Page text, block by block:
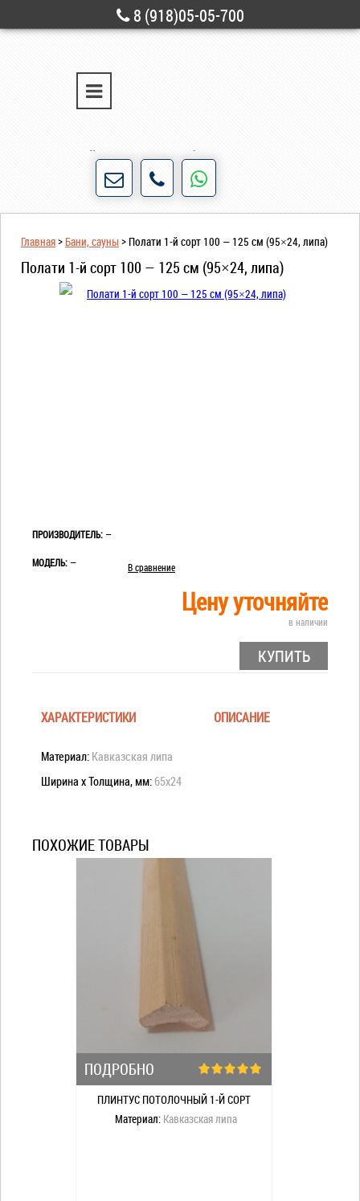
8 (918)05-05-700
г. Новороссийск ул. Свободы, д. 28
Порядочность и честность для нас не пустые
Главная>Бани, сауны> Полати 1-й сорт 100 — 125 см (95×24, липа)
Полати 1-й сорт 100 — 125 см (95×24, липа)
ПРОИЗВОДИТЕЛЬ: —
МОДЕЛЬ: — В сравнение
Цену уточняйте
в наличии
КУПИТЬ
ХАРАКТЕРИСТИКИ
Материал: Кавказская липа
Ширина x Толщина, мм: 65x24
ОПИСАНИЕ
ПОХОЖИЕ ТОВАРЫ
ПОДРОБНО
ПЛИНТУС ПОТОЛОЧНЫЙ 1-Й СОРТ
Материал: Кавказская липа